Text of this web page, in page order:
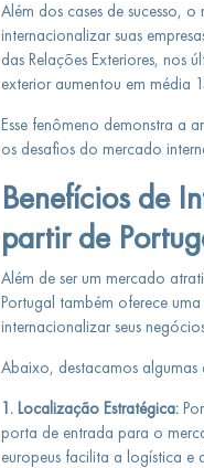
Além dos cases de sucesso,
internacionalizar suas
das Relações Exteriores, nos
exterior aumentou em média
Esse fenômeno demonstra a
os desafios do mercado
Benefícios de
partir de
Além de ser um mercado
Portugal também oferece
internacionalizar seus
Abaixo, destacamos algumas
1. Localização Estratégica:
porta de entrada para o
europeus facilita a logística e